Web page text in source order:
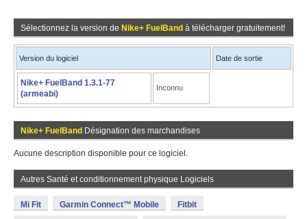
Sélectionnez la version de Nike+ FuelBand à télécharger gratuitement!
Version du logiciel Date de sortie
Nike+ FuelBand 1.3.1-77
(armeabi)
Inconnu
Nike+ FuelBand Désignation des marchandises
Aucune description disponible pour ce logiciel.
Autres Santé et conditionnement physique Logiciels
Mi Fit Garmin Connect™ Mobile Fitbit